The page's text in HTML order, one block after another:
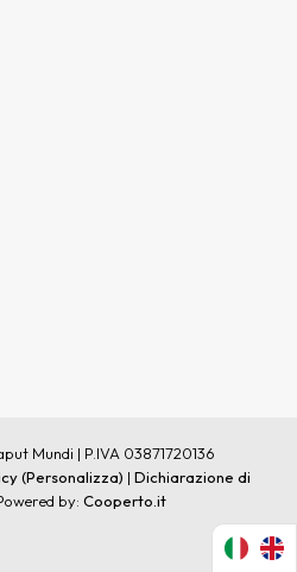
Mundi | P.IVA 03871720136
(Personalizza) | Dichiarazione di
by: Cooperto.it